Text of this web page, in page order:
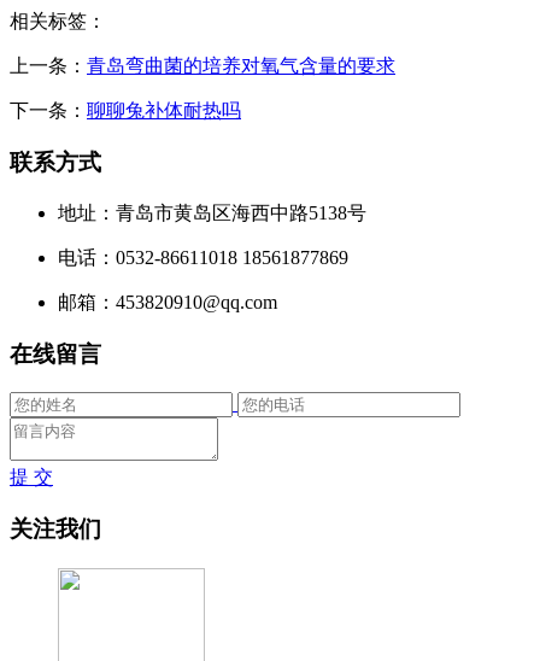
相关标签：
上一条： 青岛弯曲菌的培养对氧气含量的要求
下一条： 聊聊兔补体耐热吗
联系方式
地址：青岛市黄岛区海西中路5138号
电话：0532-86611018 18561877869
邮箱：453820910@qq.com
在线留言
提 交
关注我们